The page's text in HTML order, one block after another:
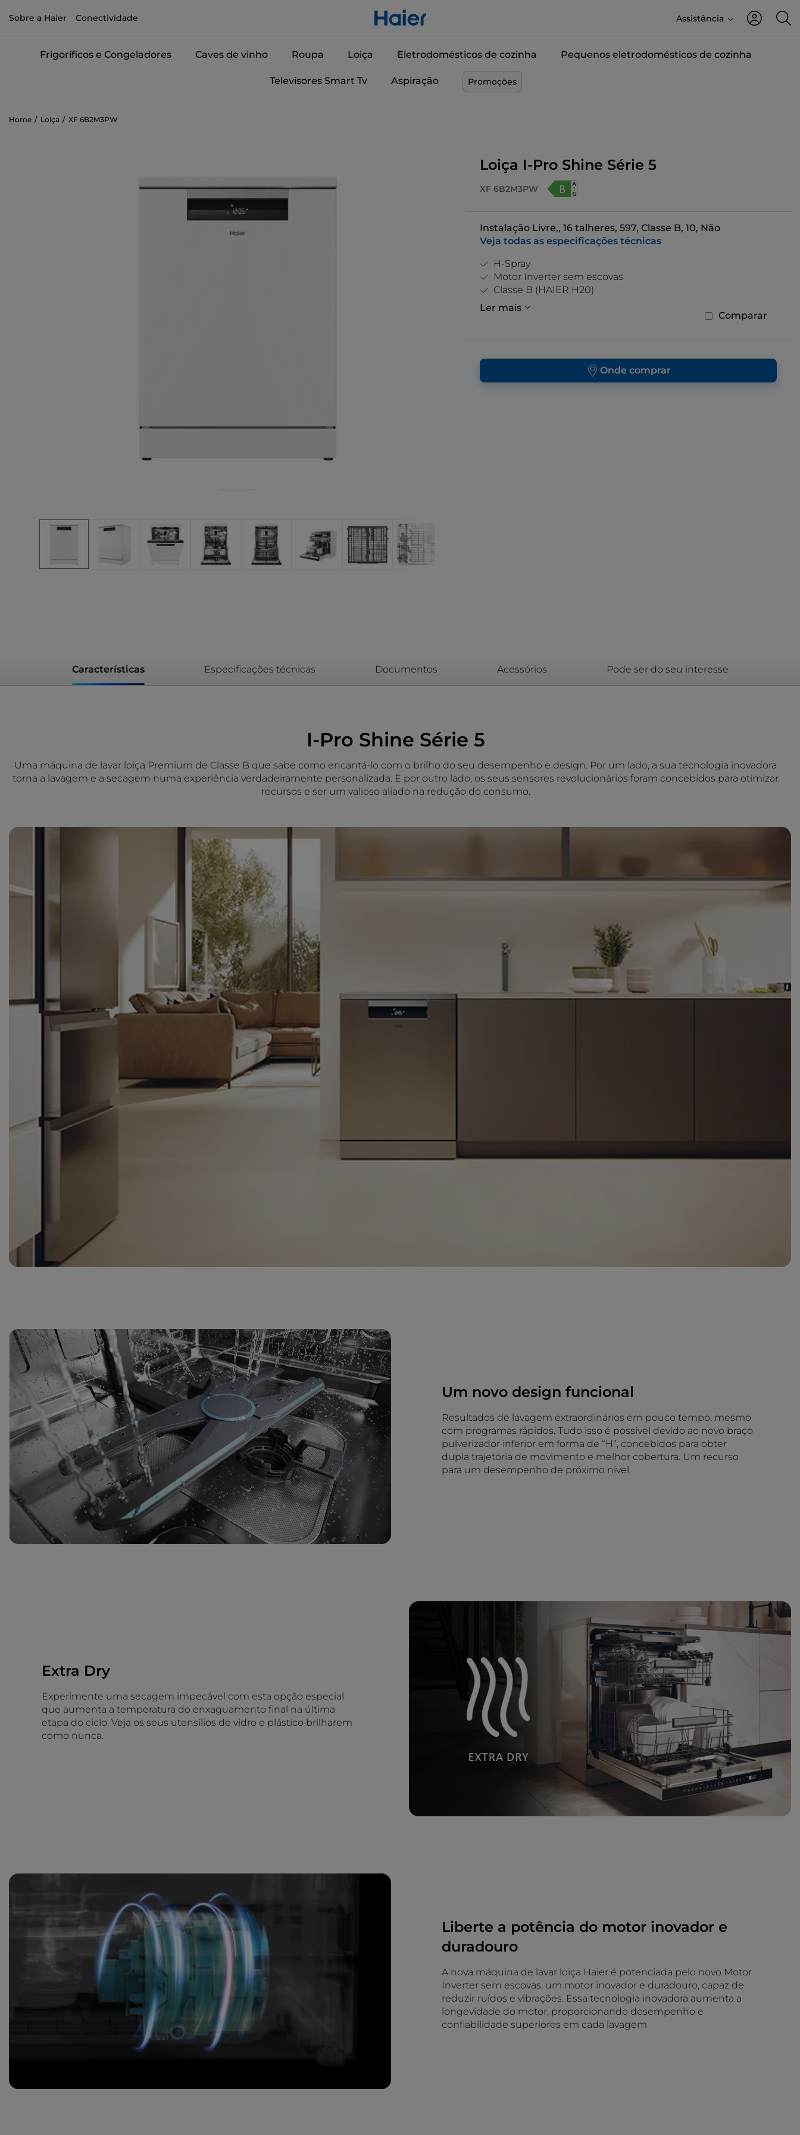
Sobre a Haier Conectividade Assistência
Frigoríficos e Congeladores Caves de vinho Roupa Loiça Eletrodomésticos de cozinha Pequenos eletrodomésticos de cozinha
Televisores Smart Tv Aspiração Promoções
Home Loiça XF 6B2M3PW
Loiça I-Pro Shine Série 5
XF 6B2M3PW
Instalação Livre,, 16 talheres, 597, Classe B, 10, Não
Veja todas as especificações técnicas
Comparar
H-Spray
Motor Inverter sem escovas
Classe B (HAIER H20)
Ler mais
Onde comprar
Características Especificações técnicas Documentos Acessórios Pode ser do seu interesse
I-Pro Shine Série 5
Uma máquina de lavar loiça Premium de Classe B que sabe como encantá-lo com o brilho do seu desempenho e design. Por um lado, a sua tecnologia inovadora
torna a lavagem e a secagem numa experiência verdadeiramente personalizada. E por outro lado, os seus sensores revolucionários foram concebidos para otimizar
recursos e ser um valioso aliado na redução do consumo.
Um novo design funcional
Resultados de lavagem extraordinários em pouco tempo, mesmo
com programas rápidos. Tudo isso é possível devido ao novo braço
pulverizador inferior em forma de “H”, concebidos para obter
dupla trajetória de movimento e melhor cobertura. Um recurso
para um desempenho de próximo nível.
Extra Dry
Experimente uma secagem impecável com esta opção especial
que aumenta a temperatura do enxaguamento final na última
etapa do ciclo. Veja os seus utensílios de vidro e plástico brilharem
como nunca.
Liberte a potência do motor inovador e
duradouro
A nova máquina de lavar loiça Haier é potenciada pelo novo Motor
Inverter sem escovas, um motor inovador e duradouro, capaz de
reduzir ruídos e vibrações. Essa tecnologia inovadora aumenta a
longevidade do motor, proporcionando desempenho e
confiabilidade superiores em cada lavagem